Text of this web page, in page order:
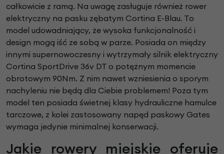
całkowicie z ramą. Na uwagę zasługuje również rower
elektryczny na pasku zębatym Cortina E-Blau. To
model udowadniający, że wysoka funkcjonalność i
design mogą iść ze sobą w parze. Posiada on między
innymi supernowoczesny i wytrzymały silnik elektryczny
Cortina SportDrive 36v DT o potężnym momencie
obrotowym 90Nm. Z nim nawet wzniesienia o sporym
nachyleniu nie będą dla Ciebie problemem! Poza tym
model ten posiada świetnej klasy hydrauliczne hamulce
tarczowe, z kolei zastosowany napęd paskowy Gates
wymaga jedynie minimalnej konserwacji.
Jakie rowery miejskie oferuje